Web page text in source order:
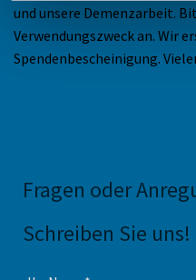
und unsere Demenzarbeit.
Verwendungszweck an. Wir
Spendenbescheinigung.
Fragen oder
Schreiben Sie uns!